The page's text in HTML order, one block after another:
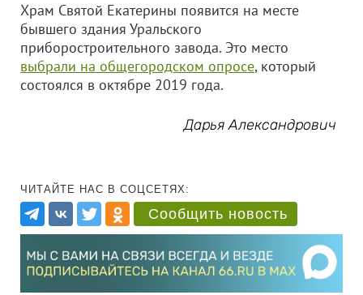
Храм Святой Екатерины появится на месте
бывшего здания Уральского
приборостроительного завода. Это место
выбрали на общегородском опросе, который
состоялся в октябре 2019 года.
Дарья Александрович
ЧИТАЙТЕ НАС В СОЦСЕТЯХ:
Сообщить новость